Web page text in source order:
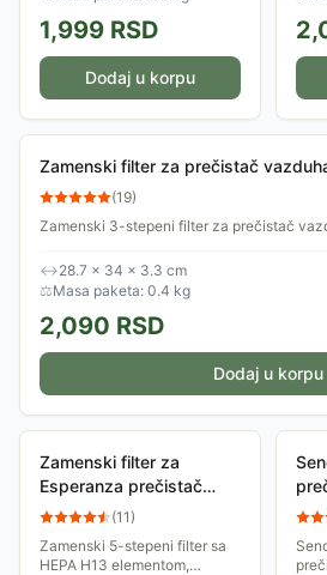
maksimalno...
1,999 RSD
Dodaj u korpu
Zamenski filter za prečistač
(19)
Zamenski 3-stepeni filter za prečistač
↔28.7 × 34 × 3.3 cm
⚖Masa paketa: 0.4 kg
2,090 RSD
Dodaj u korpu
Zamenski filter za
Esperanza prečistač
vazduha EHP004 H13
(11)
Zamenski 5-stepeni filter sa
HEPA H13 elementom,